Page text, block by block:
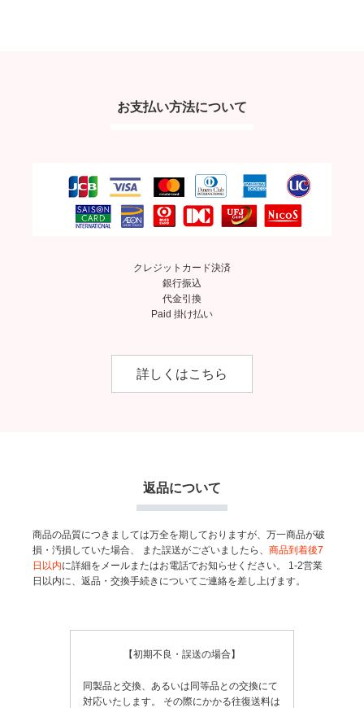
お支払い方法について
クレジットカード決済
銀行振込
代金引換
Paid 掛け払い
詳しくはこちら
返品について
商品の品質につきましては万全を期しておりますが、万一商品が破
損・汚損していた場合、
また誤送がございましたら、商品到着後7
日以内に詳細をメールまたはお電話でお知らせください。
1-2営業
日以内に、返品・交換手続きについてご連絡を差し上げます。
【初期不良・誤送の場合】
同製品と交換、あるいは同等品との交換にて
対応いたします。
その際にかかる往復送料は